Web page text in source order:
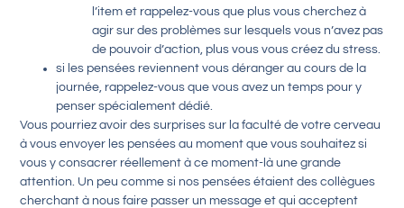
l’item et rappelez-vous que plus vous cherchez à
agir sur des problèmes sur lesquels vous n’avez pas
de pouvoir d’action, plus vous vous créez du stress.
si les pensées reviennent vous déranger au cours de la
journée, rappelez-vous que vous avez un temps pour y
penser spécialement dédié.
Vous pourriez avoir des surprises sur la faculté de votre cerveau
à vous envoyer les pensées au moment que vous souhaitez si
vous y consacrer réellement à ce moment-là une grande
attention. Un peu comme si nos pensées étaient des collègues
cherchant à nous faire passer un message et qui acceptent